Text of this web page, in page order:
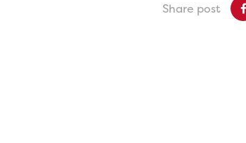
Share post